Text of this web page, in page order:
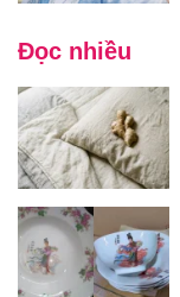
Đọc nhiều